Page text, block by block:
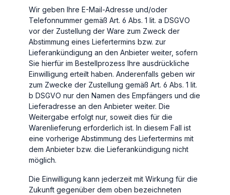
Wir geben Ihre E-Mail-Adresse und/oder
Telefonnummer gemäß Art. 6 Abs. 1 lit. a DSGVO
vor der Zustellung der Ware zum Zweck der
Abstimmung eines Liefertermins bzw. zur
Lieferankündigung an den Anbieter weiter, sofern
Sie hierfür im Bestellprozess Ihre ausdrückliche
Einwilligung erteilt haben. Anderenfalls geben wir
zum Zwecke der Zustellung gemäß Art. 6 Abs. 1 lit.
b DSGVO nur den Namen des Empfängers und die
Lieferadresse an den Anbieter weiter. Die
Weitergabe erfolgt nur, soweit dies für die
Warenlieferung erforderlich ist. In diesem Fall ist
eine vorherige Abstimmung des Liefertermins mit
dem Anbieter bzw. die Lieferankündigung nicht
möglich.
Die Einwilligung kann jederzeit mit Wirkung für die
Zukunft gegenüber dem oben bezeichneten